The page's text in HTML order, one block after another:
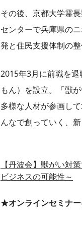
その後、京都大学霊
センターで兵庫県の
発と住民支援体制の整
2015年3月に前職を
もん）を設立。「獣
多様な人材が参画し
んなで創っていく、
【丹波会】獣がい対
ビジネスの可能性～
★オンラインセミナ